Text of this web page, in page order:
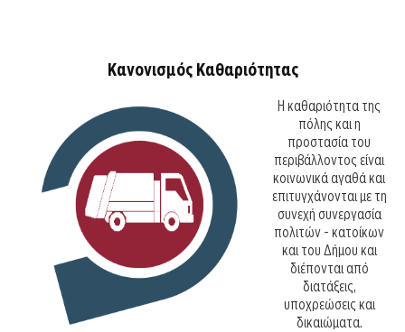
Κανονισμός Καθαριότητας
Η καθαριότητα της
πόλης και η
προστασία του
περιβάλλοντος είναι
κοινωνικά αγαθά και
επιτυγχάνονται με τη
συνεχή συνεργασία
πολιτών - κατοίκων
και του Δήμου και
διέπονται από
διατάξεις,
υποχρεώσεις και
δικαιώματα.